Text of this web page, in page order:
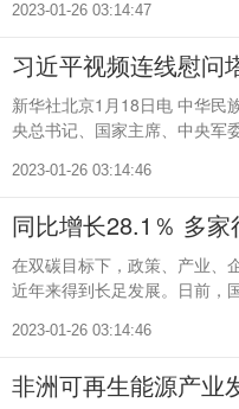
2023-01-26 03:14:47
习近平视频连线慰问
新华社北京1月18日电 中华民
央总书记、国家主席、中央军
2023-01-26 03:14:46
同比增长28.1％ 多
在双碳目标下，政策、产业、
近年来得到长足发展。日前，
2023-01-26 03:14:46
非洲可再生能源产业